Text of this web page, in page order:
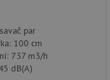
par
100 cm
737 m3/h
dB(A)